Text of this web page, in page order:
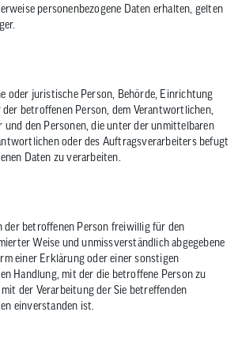
personenbezogene Daten erhalten, gelten
oder juristische Person, Behörde, Einrichtung
der betroffenen Person, dem Verantwortlichen,
den Personen, die unter der unmittelbaren
oder des Auftragsverarbeiters befugt
Daten zu verarbeiten.
der betroffenen Person freiwillig für den
Weise und unmissverständlich abgegebene
einer Erklärung oder einer sonstigen
Handlung, mit der die betroffene Person zu
der Verarbeitung der Sie betreffenden
einverstanden ist.